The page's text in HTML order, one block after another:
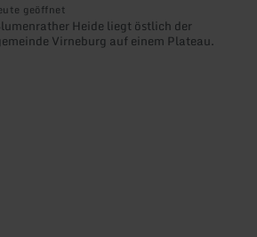
geöffnet
Heide liegt östlich der
Ortsgemeinde Virneburg auf einem Plateau.